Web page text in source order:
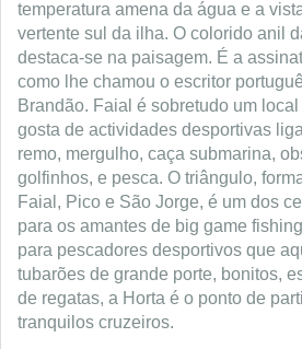
temperatura amena da água e a
vertente sul da ilha. O colorido anil
destaca-se na paisagem. É a
como lhe chamou o escritor
Brandão. Faial é sobretudo um
gosta de actividades desportivas
remo, mergulho, caça submarina,
golfinhos, e pesca. O triângulo,
Faial, Pico e São Jorge, é um dos
para os amantes de big game
para pescadores desportivos que
tubarões de grande porte, bonitos,
de regatas, a Horta é o ponto de
tranquilos cruzeiros.